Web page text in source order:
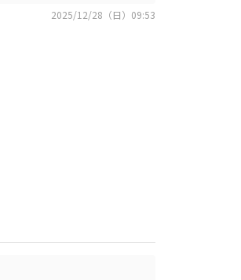
2025/12/28（日）09:53